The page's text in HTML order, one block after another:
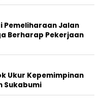
Pemeliharaan Jalan
Berharap Pekerjaan
Ukur Kepemimpinan
Sukabumi